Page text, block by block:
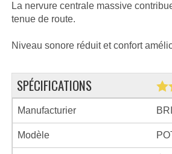
La nervure centrale massive
tenue de route.
Niveau sonore réduit et confort
SPÉCIFICATIONS
Manufacturier
Modèle